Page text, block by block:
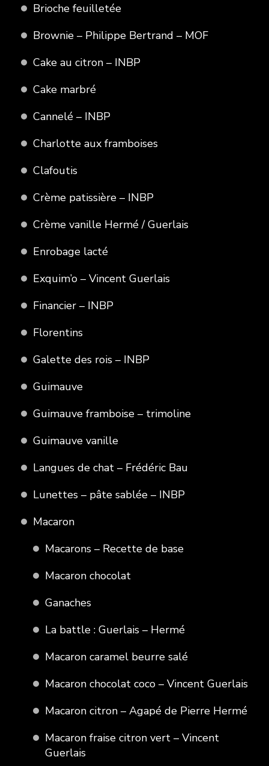
Brioche feuilletée
Brownie – Philippe Bertrand – MOF
Cake au citron – INBP
Cake marbré
Cannelé – INBP
Charlotte aux framboises
Clafoutis
Crème patissière – INBP
Crème vanille Hermé / Guerlais
Enrobage lacté
Exquim’o – Vincent Guerlais
Financier – INBP
Florentins
Galette des rois – INBP
Guimauve
Guimauve framboise – trimoline
Guimauve vanille
Langues de chat – Frédéric Bau
Lunettes – pâte sablée – INBP
Macaron
Macarons – Recette de base
Macaron chocolat
Ganaches
La battle : Guerlais – Hermé
Macaron caramel beurre salé
Macaron chocolat coco – Vincent Guerlais
Macaron citron – Agapé de Pierre Hermé
Macaron fraise citron vert – Vincent
Guerlais